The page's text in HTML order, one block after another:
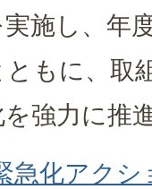
施し、年
もに、取
強力に推
急化アク